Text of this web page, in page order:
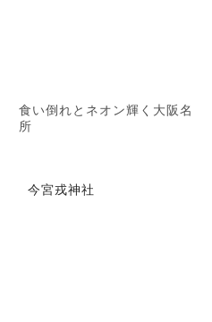
食い倒れとネオン輝く大阪名
所
今宮戎神社